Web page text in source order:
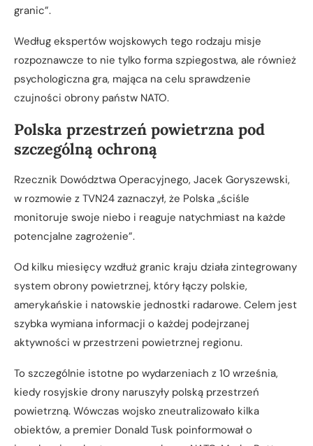
granic”.
Według ekspertów wojskowych tego rodzaju misje
rozpoznawcze to nie tylko forma szpiegostwa, ale również
psychologiczna gra, mająca na celu sprawdzenie
czujności obrony państw NATO.
Polska przestrzeń powietrzna pod
szczególną ochroną
Rzecznik Dowództwa Operacyjnego, Jacek Goryszewski,
w rozmowie z TVN24 zaznaczył, że Polska „ściśle
monitoruje swoje niebo i reaguje natychmiast na każde
potencjalne zagrożenie”.
Od kilku miesięcy wzdłuż granic kraju działa zintegrowany
system obrony powietrznej, który łączy polskie,
amerykańskie i natowskie jednostki radarowe. Celem jest
szybka wymiana informacji o każdej podejrzanej
aktywności w przestrzeni powietrznej regionu.
To szczególnie istotne po wydarzeniach z 10 września,
kiedy rosyjskie drony naruszyły polską przestrzeń
powietrzną. Wówczas wojsko zneutralizowało kilka
obiektów, a premier Donald Tusk poinformował o